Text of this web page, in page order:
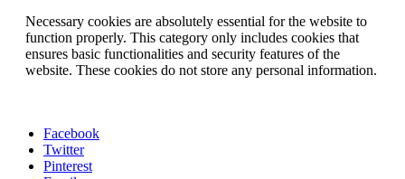
Necessary cookies are absolutely essential for the website to
function properly. This category only includes cookies that
ensures basic functionalities and security features of the
website. These cookies do not store any personal information.
Facebook
Twitter
Pinterest